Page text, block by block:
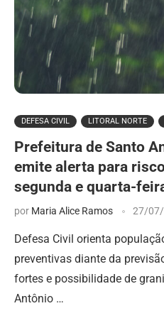
DEFESA CIVIL LITORAL NORTE
Prefeitura de Santo
emite alerta para
segunda e quarta-
por Maria Alice Ramos 27/
Defesa Civil orienta
preventivas diante da
fortes e possibilidade de
Antônio …